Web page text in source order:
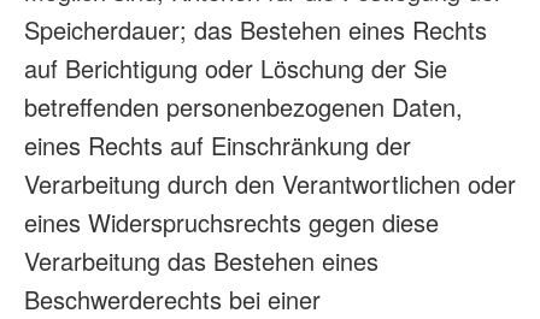
Speicherdauer; das Bestehen eines Rechts
auf Berichtigung oder Löschung der Sie
betreffenden personenbezogenen Daten,
eines Rechts auf Einschränkung der
Verarbeitung durch den Verantwortlichen oder
eines Widerspruchsrechts gegen diese
Verarbeitung das Bestehen eines
Beschwerderechts bei einer